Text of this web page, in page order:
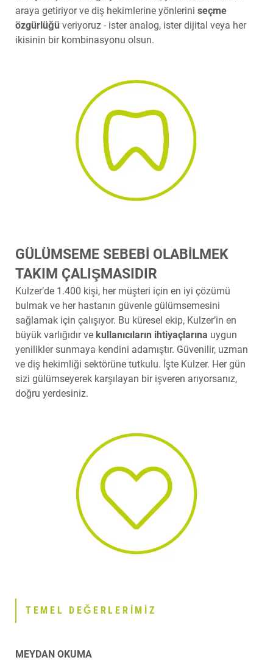
araya getiriyor ve diş hekimlerine yönlerini seçme
özgürlüğü veriyoruz - ister analog, ister dijital veya her
ikisinin bir kombinasyonu olsun.
GÜLÜMSEME SEBEBİ OLABİLMEK
TAKIM ÇALIŞMASIDIR
Kulzer’de 1.400 kişi, her müşteri için en iyi çözümü
bulmak ve her hastanın güvenle gülümsemesini
sağlamak için çalışıyor. Bu küresel ekip, Kulzer’in en
büyük varlığıdır ve kullanıcıların ihtiyaçlarına uygun
yenilikler sunmaya kendini adamıştır. Güvenilir, uzman
ve diş hekimliği sektörüne tutkulu. İşte Kulzer. Her gün
sizi gülümseyerek karşılayan bir işveren arıyorsanız,
doğru yerdesiniz.
TEMEL DEĞERLERİMİZ
MEYDAN OKUMA